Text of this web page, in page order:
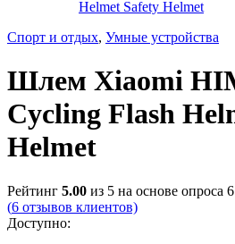
Спорт и отдых, Умные устройства
Шлем Xiaomi
Cycling Flash
Helmet
Рейтинг 5.00 из 5 на основе опроса 6
(6 отзывов клиентов)
Доступно: